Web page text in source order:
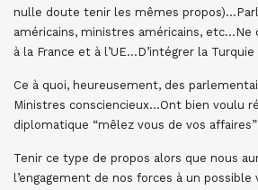
nulle doute tenir les mêmes
américains, ministres américains, etc…Ne
à la France et à l’UE…D’intégrer la Turquie
Ce à quoi, heureusement, des
Ministres consciencieux…Ont bien voulu
diplomatique “mêlez vous de vos
Tenir ce type de propos alors que nous
l’engagement de nos forces à un possible